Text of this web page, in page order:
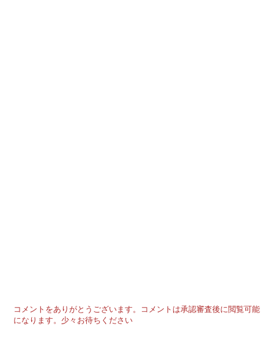
コメントをありがとうございます。コメントは承認審査後に閲覧可能
になります。少々お待ちください